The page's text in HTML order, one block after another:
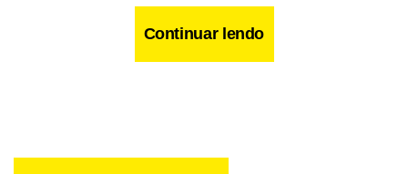
início do ano pela atual equipe econômica.
Continuar lendo